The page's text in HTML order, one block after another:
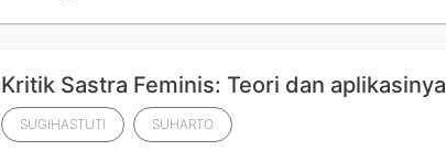
Kritik Sastra Feminis: Teori dan aplikasinya
SUGIHASTUTI SUHARTO